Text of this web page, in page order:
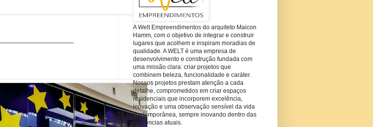
A Welt Empreendimentos do arquiteto Maicon
Hamm, com o objetivo de integrar e construir
lugares que acolhem e inspiram moradias de
qualidade. A WELT é uma empresa de
desenvolvimento e construção fundada com
uma missão clara: criar projetos que
combinem beleza, funcionalidade e caráter.
Nossos projetos prestam atenção a cada
detalhe, comprometidos em criar espaços
residenciais que incorporem excelência,
inovação e uma observação sensível da vida
contemporânea, sempre inovando dentro das
tendências atuais.